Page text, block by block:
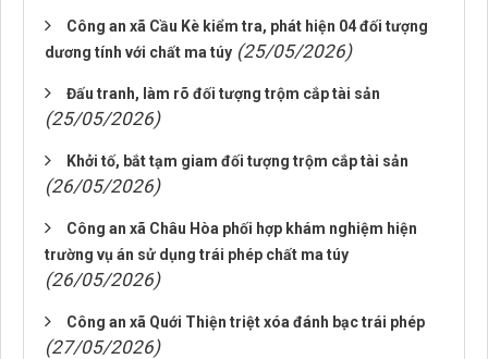
Công an xã Cầu Kè kiểm tra, phát hiện 04 đối tượng
dương tính với chất ma túy (25/05/2026)
Đấu tranh, làm rõ đối tượng trộm cắp tài sản
(25/05/2026)
Khởi tố, bắt tạm giam đối tượng trộm cắp tài sản
(26/05/2026)
Công an xã Châu Hòa phối hợp khám nghiệm hiện
trường vụ án sử dụng trái phép chất ma túy
(26/05/2026)
Công an xã Quới Thiện triệt xóa đánh bạc trái phép
(27/05/2026)